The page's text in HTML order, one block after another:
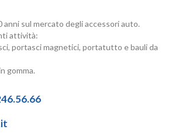
anni sul mercato degli accessori auto.
attività:
portasci magnetici, portatutto e bauli da
gomma.